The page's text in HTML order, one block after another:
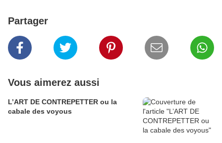
Partager
Vous aimerez aussi
L’ART DE CONTREPETTER ou la
cabale des voyous